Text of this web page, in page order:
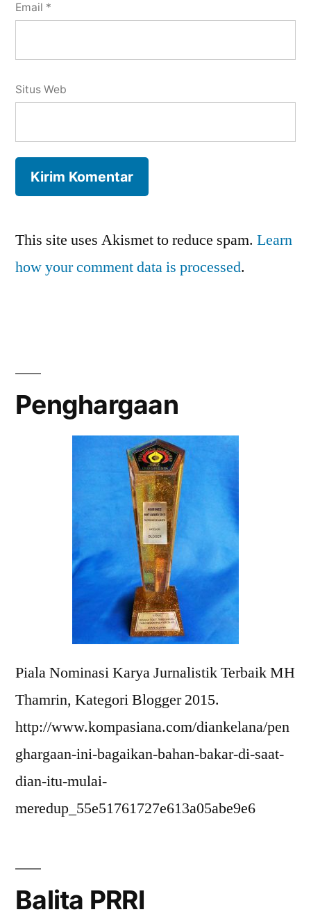
Email *
Situs Web
This site uses Akismet to reduce spam. Learn
how your comment data is processed.
Penghargaan
Piala Nominasi Karya Jurnalistik Terbaik MH
Thamrin, Kategori Blogger 2015.
http://www.kompasiana.com/diankelana/pen
ghargaan-ini-bagaikan-bahan-bakar-di-saat-
dian-itu-mulai-
meredup_55e51761727e613a05abe9e6
Balita PRRI